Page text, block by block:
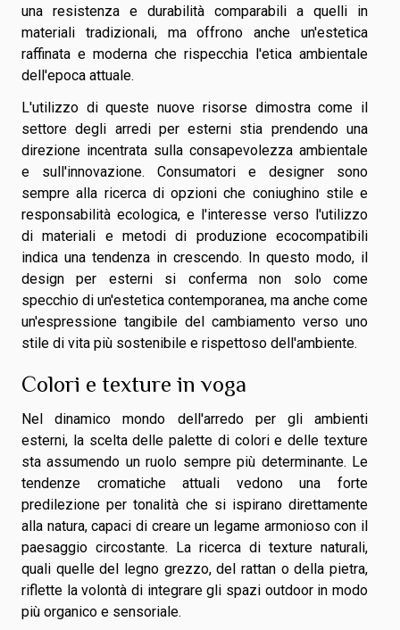
una resistenza e durabilità comparabili a quelli in
materiali tradizionali, ma offrono anche un'estetica
raffinata e moderna che rispecchia l'etica ambientale
dell'epoca attuale.
L'utilizzo di queste nuove risorse dimostra come il
settore degli arredi per esterni stia prendendo una
direzione incentrata sulla consapevolezza ambientale
e sull'innovazione. Consumatori e designer sono
sempre alla ricerca di opzioni che coniughino stile e
responsabilità ecologica, e l'interesse verso l'utilizzo
di materiali e metodi di produzione ecocompatibili
indica una tendenza in crescendo. In questo modo, il
design per esterni si conferma non solo come
specchio di un'estetica contemporanea, ma anche come
un'espressione tangibile del cambiamento verso uno
stile di vita più sostenibile e rispettoso dell'ambiente.
Colori e texture in voga
Nel dinamico mondo dell'arredo per gli ambienti
esterni, la scelta delle palette di colori e delle texture
sta assumendo un ruolo sempre più determinante. Le
tendenze cromatiche attuali vedono una forte
predilezione per tonalità che si ispirano direttamente
alla natura, capaci di creare un legame armonioso con il
paesaggio circostante. La ricerca di texture naturali,
quali quelle del legno grezzo, del rattan o della pietra,
riflette la volontà di integrare gli spazi outdoor in modo
più organico e sensoriale.